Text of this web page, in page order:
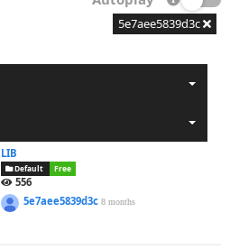
5e7aee5839d3c
LIB
Default Free
556
5e7aee5839d3c8 months